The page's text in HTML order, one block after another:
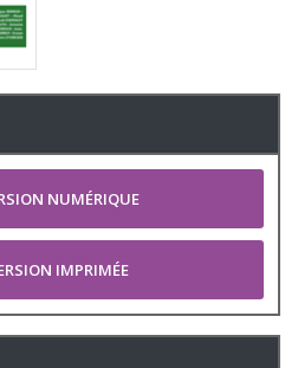
NUMÉRIQUE
IMPRIMÉE